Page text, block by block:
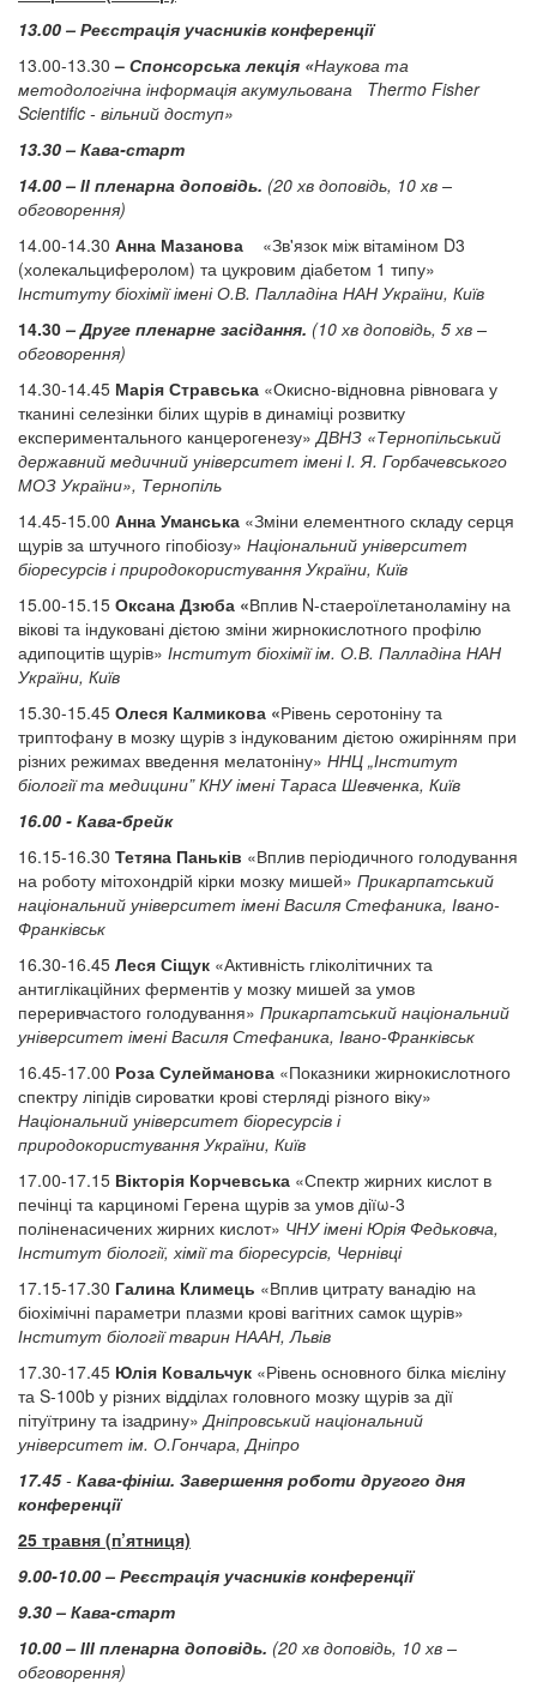
13.00 – Реєстрація учасників конференції
13.00-13.30 – Спонсорська лекція «Наукова та
методологічна інформація акумульована Thermo Fisher
Scientific - вільний доступ»
13.30 – Кава-старт
14.00 – ІІ пленарна доповідь. (20 хв доповідь, 10 хв –
обговорення)
14.00-14.30 Анна Мазанова «Зв'язок між вітаміном D3
(холекальциферолом) та цукровим діабетом 1 типу»
Інституту біохімії імені О.В. Палладіна НАН України, Київ
14.30 – Друге пленарне засідання. (10 хв доповідь, 5 хв –
обговорення)
14.30-14.45 Марія Стравська «Окисно-відновна рівновага у
тканині селезінки білих щурів в динаміці розвитку
експериментального канцерогенезу»ДВНЗ «Тернопільський
державний медичний університет імені І. Я. Горбачевського
МОЗ України», Тернопіль
14.45-15.00 Анна Уманська «Зміни елементного складу серця
щурів за штучного гіпобіозу» Національний університет
біоресурсів і природокористування України, Київ
15.00-15.15 Оксана Дзюба «Вплив N-стаероїлетаноламіну на
вікові та індуковані дієтою зміни жирнокислотного профілю
адипоцитів щурів» Інститут біохімії ім. О.В. Палладіна НАН
України, Київ
15.30-15.45 Олеся Калмикова «Рівень серотоніну та
триптофану в мозку щурів з індукованим дієтою ожирінням при
різних режимах введення мелатоніну» ННЦ „Інститут
біології та медицини” КНУ імені Тараса Шевченка, Київ
16.00 - Кава-брейк
16.15-16.30 Тетяна Паньків «Вплив періодичного голодування
на роботу мітохондрій кірки мозку мишей» Прикарпатський
національний університет імені Василя Стефаника, Івано-
Франківськ
16.30-16.45 Леся Сіщук «Активність гліколітичних та
антиглікаційних ферментів у мозку мишей за умов
переривчастого голодування» Прикарпатський національний
університет імені Василя Стефаника, Івано-Франківськ
16.45-17.00 Роза Сулейманова «Показники жирнокислотного
спектру ліпідів сироватки крові стерляді різного віку»
Національний університет біоресурсів і
природокористування України, Київ
17.00-17.15 Вікторія Корчевська «Спектр жирних кислот в
печінці та карциномі Герена щурів за умов діїω-3
поліненасичених жирних кислот» ЧНУ імені Юрія Федьковча,
Інститут біології, хімії та біоресурсів, Чернівці
17.15-17.30 Галина Климець «Вплив цитрату ванадію на
біохімічні параметри плазми крові вагітних самок щурів»
Інститут біології тварин НААН, Львів
17.30-17.45 Юлія Ковальчук «Рівень основного білка мієліну
та S-100b у різних відділах головного мозку щурів за дії
пітуїтрину та ізадрину»Дніпровський національний
університет ім. О.Гончара, Дніпро
17.45- Кава-фініш. Завершення роботи другого дня
конференції
25 травня (п’ятниця)
9.00-10.00 – Реєстрація учасників конференції
9.30 – Кава-старт
10.00 – ІІІ пленарна доповідь. (20 хв доповідь, 10 хв –
обговорення)